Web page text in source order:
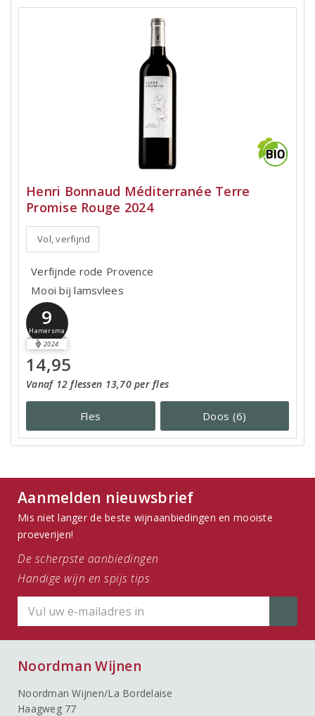
Henri Bonnaud Méditerranée Terre
Promise Rouge 2024
Vol, verfijnd
Verfijnde rode Provence
Mooi bij lamsvlees
9
Hamersma
2024
14,95
Vanaf 12 flessen 13,70 per fles
Fles Doos (6)
Aanmelden nieuwsbrief
Mis niet langer de beste wijnaanbiedingen en mooiste
proeverijen!
De scherpste aanbiedingen
Handige wijn en spijs tips
Noordman Wijnen
Noordman Wijnen/La Bordelaise
Haagweg 77